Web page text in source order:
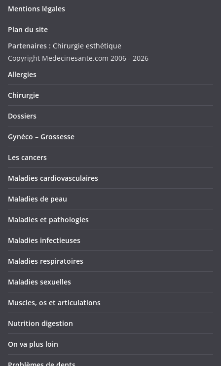
Mentions légales
Plan du site
Partenaires : Chirurgie esthétique
Copyright Medecinesante.com 2006 - 2026
Allergies
Chirurgie
Dossiers
Gynéco – Grossesse
Les cancers
Maladies cardiovasculaires
Maladies de peau
Maladies et pathologies
Maladies infectieuses
Maladies respiratoires
Maladies sexuelles
Muscles, os et articulations
Nutrition digestion
On va plus loin